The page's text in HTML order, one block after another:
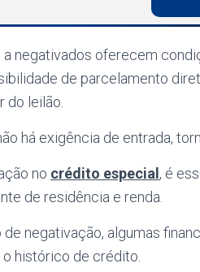
negativados oferecem
de parcelamento
do leilão.
há exigência de entrada,
no crédito especial , é
de residência e renda.
negativação, algumas
o histórico de crédito.